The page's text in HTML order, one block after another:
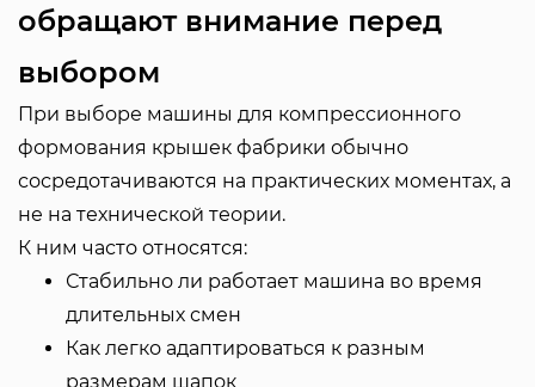
обращают внимание перед
выбором
При выборе машины для компрессионного
формования крышек фабрики обычно
сосредотачиваются на практических моментах, а
не на технической теории.
К ним часто относятся:
Стабильно ли работает машина во время
длительных смен
Как легко адаптироваться к разным
размерам шапок